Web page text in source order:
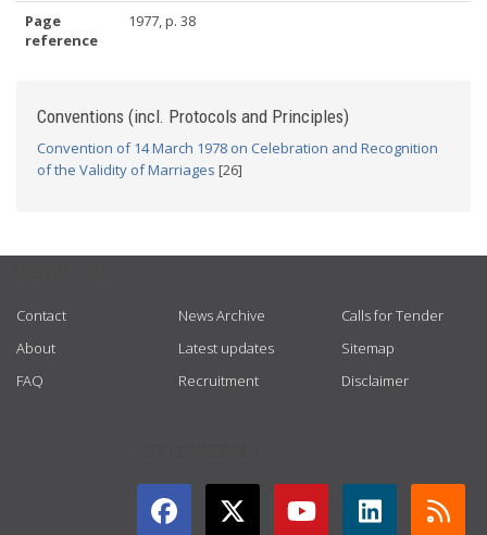
Page
reference
1977, p. 38
Conventions (incl. Protocols and Principles)
Convention of 14 March 1978 on Celebration and Recognition
of the Validity of Marriages [26]
Contact
About
FAQ
News Archive
Latest updates
Recruitment
Calls for Tender
Sitemap
Disclaimer